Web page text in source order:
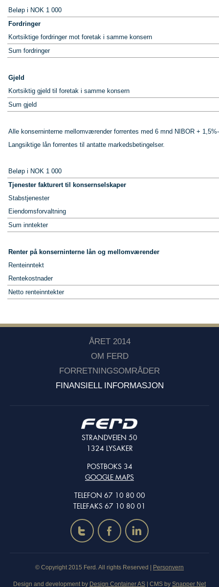
Beløp i NOK 1 000
Fordringer
Kortsiktige fordringer mot foretak i samme konsern
Sum fordringer
Gjeld
Kortsiktig gjeld til foretak i samme konsern
Sum gjeld
Alle konserninterne mellomværender forrentes med 6 mnd NIBOR +
Langsiktige lån forrentes til antatte markedsbetingelser.
Beløp i NOK 1 000
Tjenester fakturert til konsernselskaper
Stabstjenester
Eiendomsforvaltning
Sum inntekter
Renter på konserninterne lån og mellomværender
Renteinntekt
Rentekostnader
Netto renteinntekter
ÅRET 2014
OM FERD
FORRETNINGSOMRÅDER
FINANSIELL INFORMASJON
STRANDVEIEN 50
1324 LYSAKER
POSTBOKS 34
GOOGLE MAPS
TELEFON 67 10 80 00
TELEFAKS 67 10 80 01
t f i
© Copyright 2015 Ferd. All rights Reserved | Personvern
Design and development by Design Container AS | CMS by Snapper Net